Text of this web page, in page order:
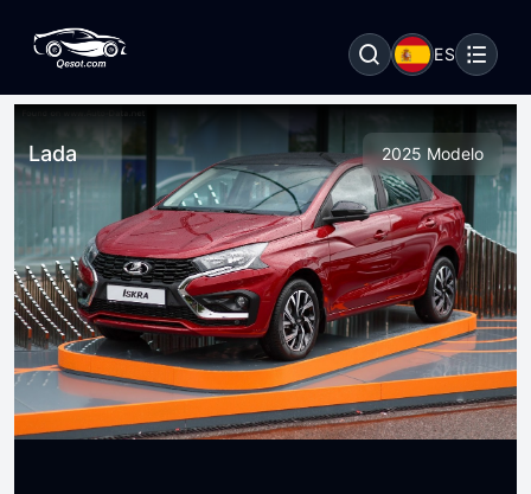
ES
Lada 2025 Modelo